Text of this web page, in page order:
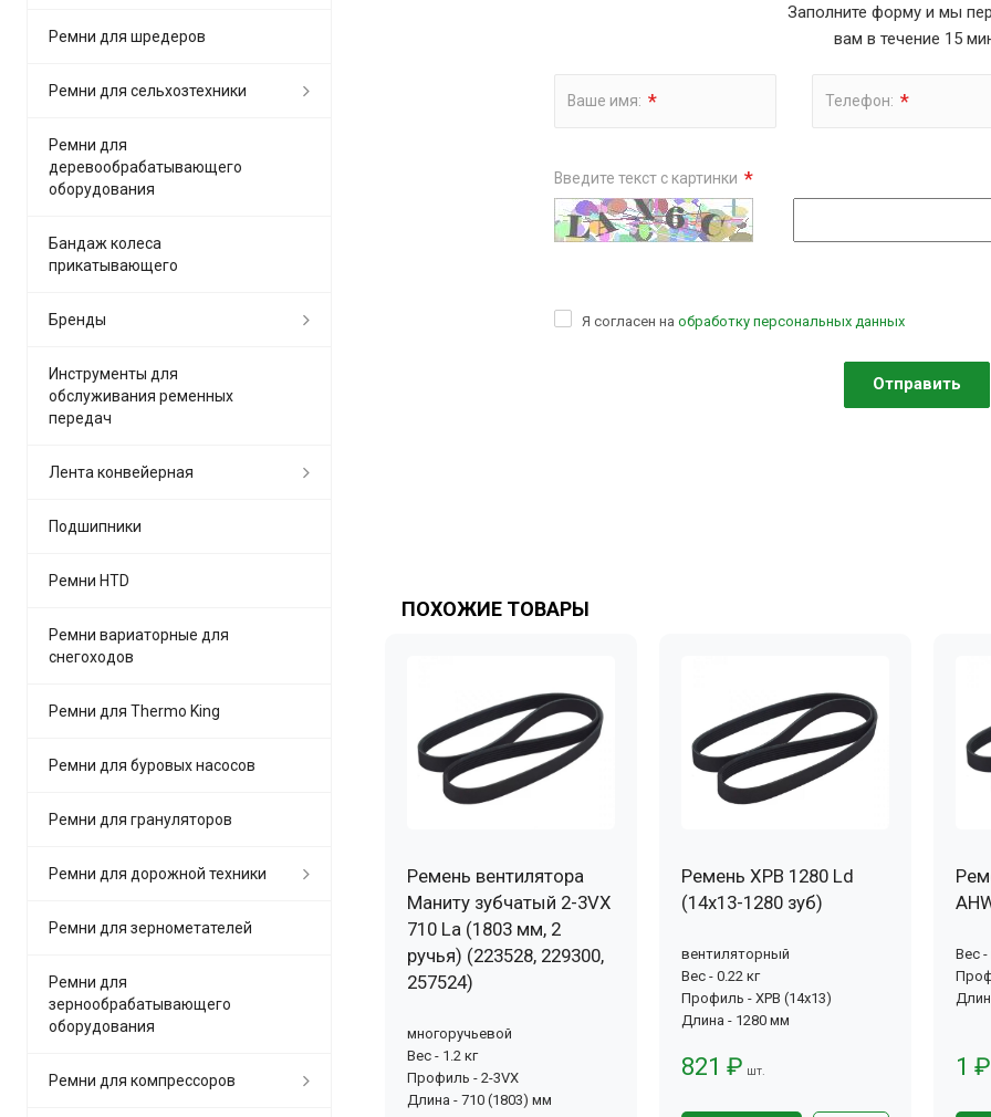
Заполните форму и мы
вам в течение 15
Ваше имя: * Телефон: *
Введите текст с картинки *
Я согласен на обработку персональных данных
ПОХОЖИЕ ТОВАРЫ
Ремень вентилятора
Маниту зубчатый 2-3VX
710 La (1803 мм, 2
ручья) (223528, 229300,
257524)
многоручьевой
Вес - 1.2 кг
Профиль - 2-3VX
Длина - 710 (1803) мм
Ремень XPB 1280 Ld
(14х13-1280 зуб)
вентиляторный
Вес - 0.22 кг
Профиль - XPB (14x13)
Длина - 1280 мм
821 ₽ шт.
Вес -
1 ₽
Ремни для шредеров
Ремни для сельхозтехники
Ремни для
деревообрабатывающего
оборудования
Бандаж колеса
прикатывающего
Бренды
Инструменты для
обслуживания ременных
передач
Лента конвейерная
Подшипники
Ремни HTD
Ремни вариаторные для
снегоходов
Ремни для Thermo King
Ремни для буровых насосов
Ремни для грануляторов
Ремни для дорожной техники
Ремни для зернометателей
Ремни для
зернообрабатывающего
оборудования
Ремни для компрессоров